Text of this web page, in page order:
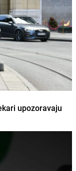
upozoravaju